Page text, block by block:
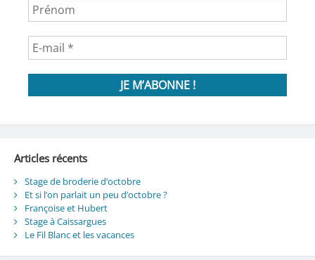
Articles récents
Stage de broderie d’octobre
Et si l’on parlait un peu d’octobre ?
Françoise et Hubert
Stage à Caissargues
Le Fil Blanc et les vacances